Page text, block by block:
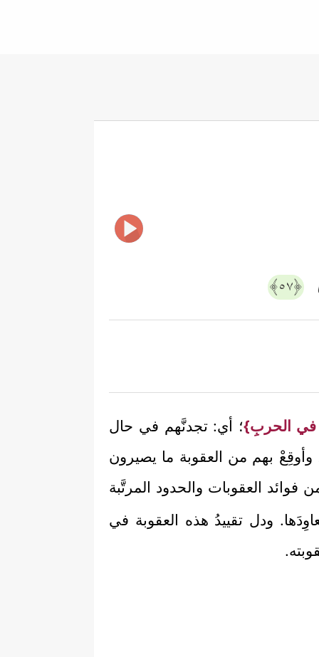
﴿٥٧﴾
في الحربِ}؛ أي: تجدنَّهم في حال
بهم من العقوبة ما يصيرون
فوائد العقوبات والحدود المرتَّبة
ودل تقييدُ هذه العقوبة في